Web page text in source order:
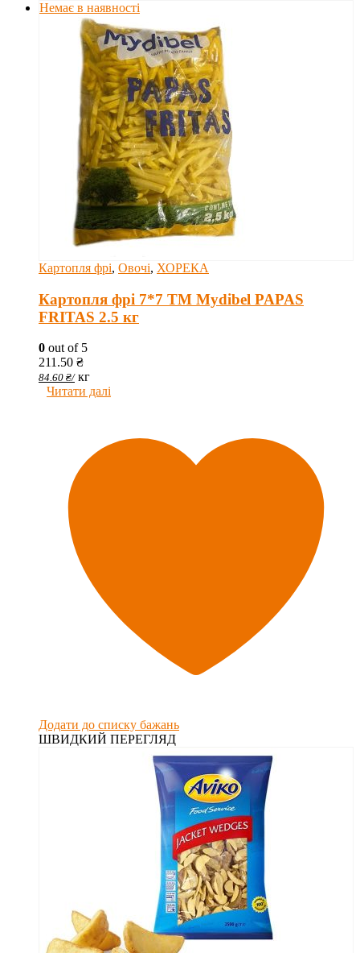
Немає в наявності
Картопля фрі, Овочі, ХОРЕКА
Картопля фрі 7*7 ТМ Mydibel PAPAS
FRITAS 2.5 кг
0 out of 5
211.50 ₴
84.60 ₴/ кг
Читати далі
Додати до списку бажань
ШВИДКИЙ ПЕРЕГЛЯД